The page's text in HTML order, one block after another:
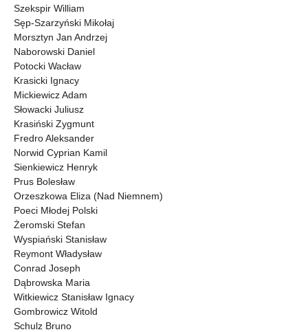
Szekspir William
Sęp-Szarzyński Mikołaj
Morsztyn Jan Andrzej
Naborowski Daniel
Potocki Wacław
Krasicki Ignacy
Mickiewicz Adam
Słowacki Juliusz
Krasiński Zygmunt
Fredro Aleksander
Norwid Cyprian Kamil
Sienkiewicz Henryk
Prus Bolesław
Orzeszkowa Eliza (Nad Niemnem)
Poeci Młodej Polski
Żeromski Stefan
Wyspiański Stanisław
Reymont Władysław
Conrad Joseph
Dąbrowska Maria
Witkiewicz Stanisław Ignacy
Gombrowicz Witold
Schulz Bruno